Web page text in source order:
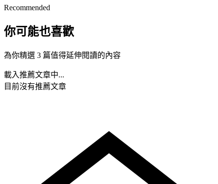
Recommended
你可能也喜歡
為你精選 3 篇值得延伸閱讀的內容
載入推薦文章中...
目前沒有推薦文章